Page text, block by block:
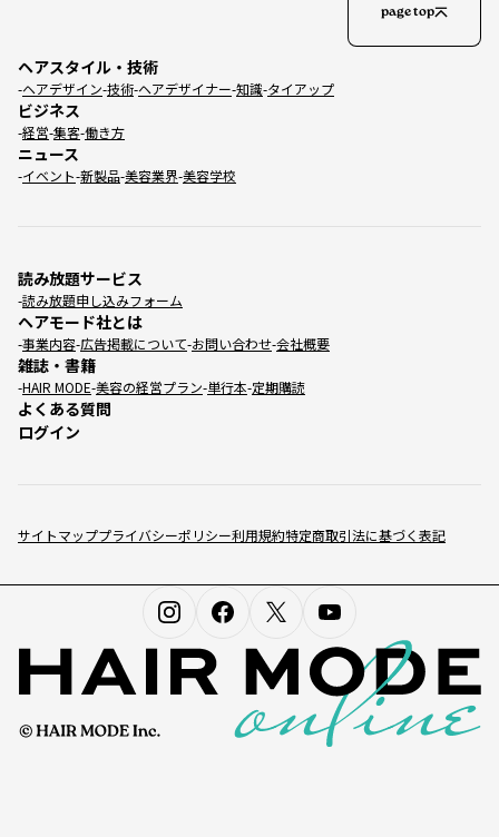
サイトマッププライバシーポリシー利用規約特定商取引法に基づく表記
ヘアスタイル・技術
ヘアデザイン 技術 ヘアデザイナー 知識 タイアップ
ビジネス
経営 集客 働き方
ニュース
イベント 新製品 美容業界 美容学校
読み放題サービス
読み放題申し込みフォーム
ヘアモード社とは
事業内容 広告掲載について お問い合わせ 会社概要
雑誌・書籍
HAIR MODE 美容の経営プラン 単行本 定期購読
よくある質問
ログイン
page top